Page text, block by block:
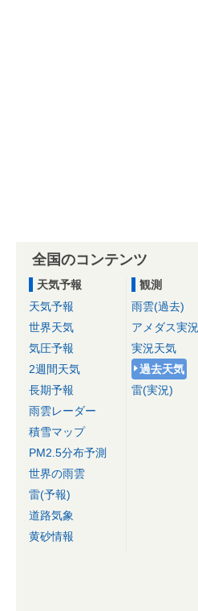
全国のコンテンツ
天気予報
天気予報
世界天気
気圧予報
2週間天気
長期予報
雨雲レーダー
積雪マップ
PM2.5分布予測
世界の雨雲
雷(予報)
道路気象
黄砂情報
観測
雨雲(過去)
アメダス実況
実況天気
過去天気
雷(実況)